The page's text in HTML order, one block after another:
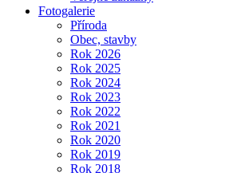
Fotogalerie
Příroda
Obec, stavby
Rok 2026
Rok 2025
Rok 2024
Rok 2023
Rok 2022
Rok 2021
Rok 2020
Rok 2019
Rok 2018